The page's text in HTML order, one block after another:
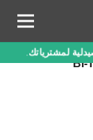
لمشترياتك.
BI-